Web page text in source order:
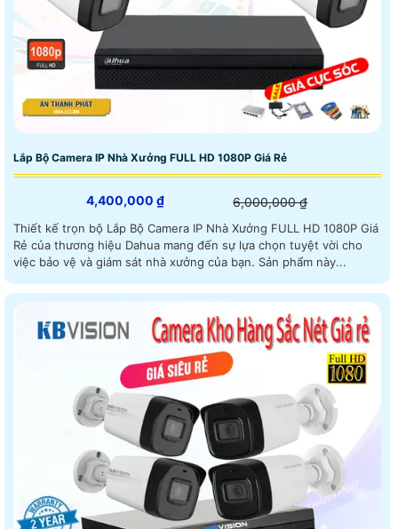
Lắp Bộ Camera IP Nhà Xưởng FULL HD 1080P Giá Rẻ
4,400,000 ₫ 6,000,000 ₫
Thiết kế trọn bộ Lắp Bộ Camera IP Nhà Xưởng FULL HD 1080P Giá
Rẻ của thương hiệu Dahua mang đến sự lựa chọn tuyệt vời cho
việc bảo vệ và giám sát nhà xưởng của bạn. Sản phẩm này...